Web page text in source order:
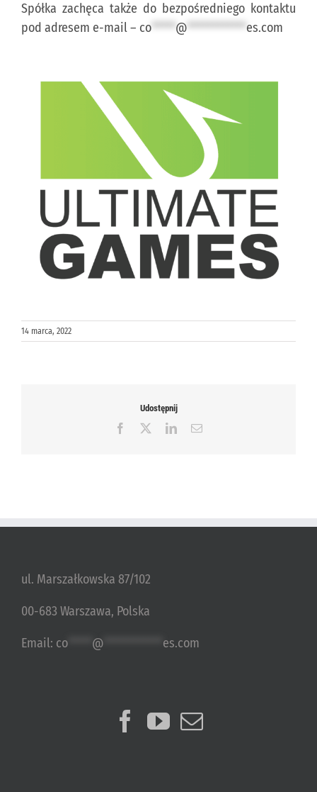
Spółka zachęca także do bezpośredniego kontaktu
pod adresem e-mail – co*****@************es.com
14 marca, 2022
Udostępnij
Facebook LinkedInEmail
ul. Marszałkowska 87/102
00-683 Warszawa, Polska
Email: co @ es.com